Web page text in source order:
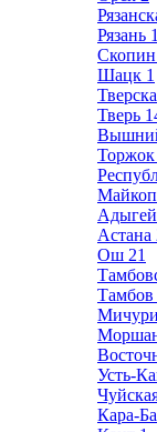
Рязань
Скопин
Шацк 1
Тверь
Торжок
Майкоп
Астана
Ош 21
Тамбов
Усть-
Кара-